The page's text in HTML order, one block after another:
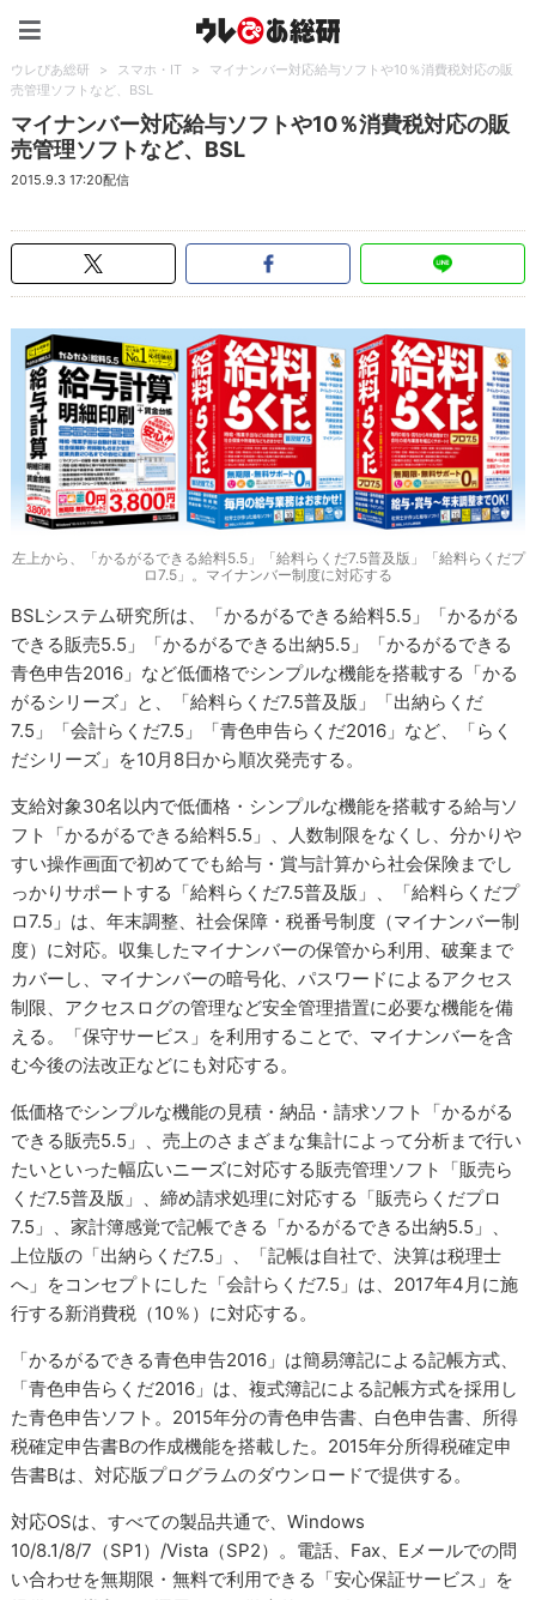
ウレぴあ総研 > スマホ・IT >
マイナンバー対応給与ソフトや10％消費税対応の販
売管理ソフトなど、BSL
マイナンバー対応給与ソフトや10％消費税対応の販
売管理ソフトなど、BSL
2015.9.3 17:20配信
左上から、「かるがるできる給料5.5」「給料らくだ7.5普及版」「給料らくだプ
ロ7.5」。マイナンバー制度に対応する
BSLシステム研究所は、「かるがるできる給料5.5」「かるがる
できる販売5.5」「かるがるできる出納5.5」「かるがるできる
青色申告2016」など低価格でシンプルな機能を搭載する「かる
がるシリーズ」と、「給料らくだ7.5普及版」「出納らくだ
7.5」「会計らくだ7.5」「青色申告らくだ2016」など、「らく
だシリーズ」を10月8日から順次発売する。
支給対象30名以内で低価格・シンプルな機能を搭載する給与ソ
フト「かるがるできる給料5.5」、人数制限をなくし、分かりや
すい操作画面で初めてでも給与・賞与計算から社会保険までし
っかりサポートする「給料らくだ7.5普及版」、「給料らくだプ
ロ7.5」は、年末調整、社会保障・税番号制度（マイナンバー制
度）に対応。収集したマイナンバーの保管から利用、破棄まで
カバーし、マイナンバーの暗号化、パスワードによるアクセス
制限、アクセスログの管理など安全管理措置に必要な機能を備
える。「保守サービス」を利用することで、マイナンバーを含
む今後の法改正などにも対応する。
低価格でシンプルな機能の見積・納品・請求ソフト「かるがる
できる販売5.5」、売上のさまざまな集計によって分析まで行い
たいといった幅広いニーズに対応する販売管理ソフト「販売ら
くだ7.5普及版」、締め請求処理に対応する「販売らくだプロ
7.5」、家計簿感覚で記帳できる「かるがるできる出納5.5」、
上位版の「出納らくだ7.5」、「記帳は自社で、決算は税理士
へ」をコンセプトにした「会計らくだ7.5」は、2017年4月に施
行する新消費税（10％）に対応する。
「かるがるできる青色申告2016」は簡易簿記による記帳方式、
「青色申告らくだ2016」は、複式簿記による記帳方式を採用し
た青色申告ソフト。2015年分の青色申告書、白色申告書、所得
税確定申告書Bの作成機能を搭載した。2015年分所得税確定申
告書Bは、対応版プログラムのダウンロードで提供する。
対応OSは、すべての製品共通で、Windows
10/8.1/8/7（SP1）/Vista（SP2）。電話、Fax、Eメールでの問
い合わせを無期限・無料で利用できる「安心保証サービス」を